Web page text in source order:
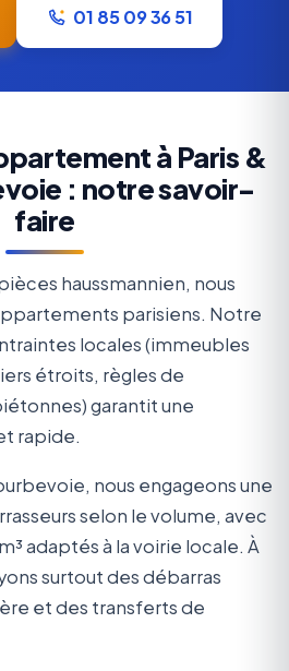
01 85 09 36 51
à Paris &
: notre savoir-
faire
haussmannien, nous
parisiens. Notre
locales (immeubles
étroits, règles de
garantit une
rapide.
nous engageons une
selon le volume, avec
adaptés à la voirie locale. À
surtout des débarras
et des transferts de